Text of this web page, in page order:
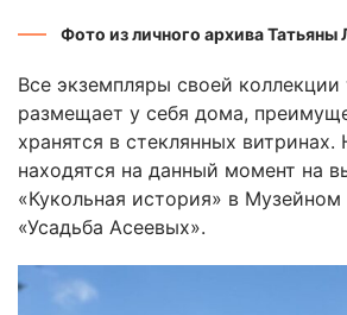
Фото из личного архива Татьяны
Все экземпляры своей коллекции
размещает у себя дома,
хранятся в стеклянных
находятся на данный момент на
«Кукольная история» в
«Усадьба Асеевых».